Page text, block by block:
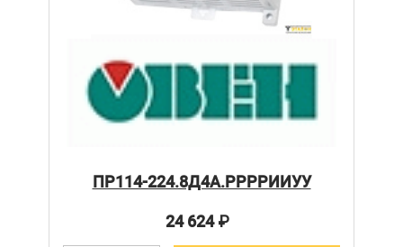
ПР114-224.8Д4А.РРРРИИУУ
24 624₽